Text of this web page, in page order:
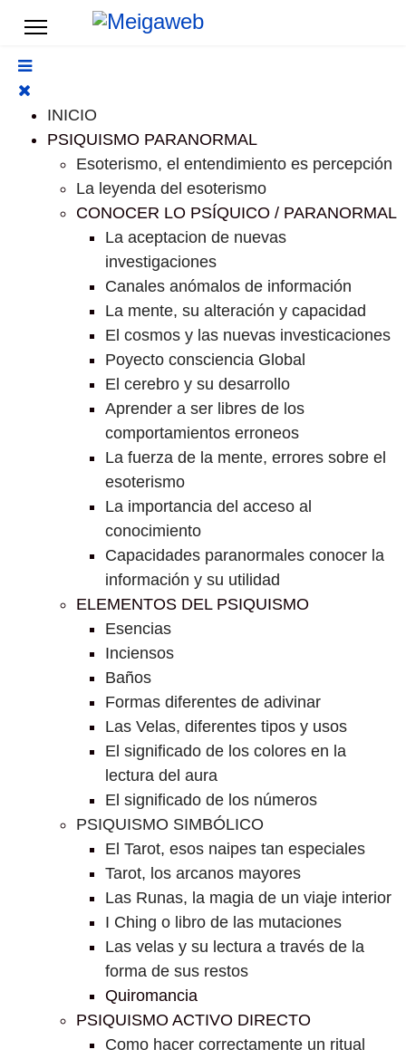
INICIO
PSIQUISMO PARANORMAL
Esoterismo, el entendimiento es percepción
La leyenda del esoterismo
CONOCER LO PSÍQUICO / PARANORMAL
La aceptacion de nuevas
investigaciones
Canales anómalos de información
La mente, su alteración y capacidad
El cosmos y las nuevas investicaciones
Poyecto consciencia Global
El cerebro y su desarrollo
Aprender a ser libres de los
comportamientos erroneos
La fuerza de la mente, errores sobre el
esoterismo
La importancia del acceso al
conocimiento
Capacidades paranormales conocer la
información y su utilidad
ELEMENTOS DEL PSIQUISMO
Esencias
Inciensos
Baños
Formas diferentes de adivinar
Las Velas, diferentes tipos y usos
El significado de los colores en la
lectura del aura
El significado de los números
PSIQUISMO SIMBÓLICO
El Tarot, esos naipes tan especiales
Tarot, los arcanos mayores
Las Runas, la magia de un viaje interior
I Ching o libro de las mutaciones
Las velas y su lectura a través de la
forma de sus restos
Quiromancia
PSIQUISMO ACTIVO DIRECTO
Como hacer correctamente un ritual